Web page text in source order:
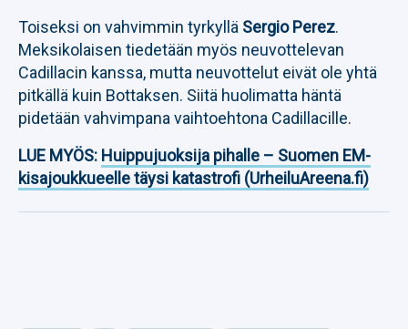
Toiseksi on vahvimmin tyrkyllä Sergio Perez.
Meksikolaisen tiedetään myös neuvottelevan
Cadillacin kanssa, mutta neuvottelut eivät ole yhtä
pitkällä kuin Bottaksen. Siitä huolimatta häntä
pidetään vahvimpana vaihtoehtona Cadillacille.
LUE MYÖS: Huippujuoksija pihalle – Suomen EM-
kisajoukkueelle täysi katastrofi (UrheiluAreena.fi)